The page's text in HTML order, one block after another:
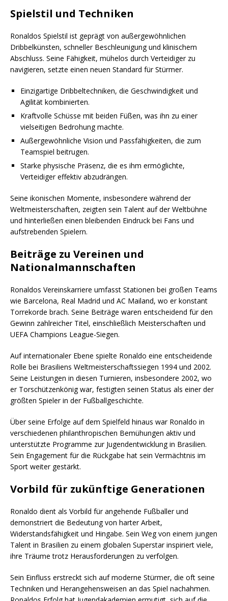
Spielstil und Techniken
Ronaldos Spielstil ist geprägt von außergewöhnlichen
Dribbelkünsten, schneller Beschleunigung und klinischem
Abschluss. Seine Fähigkeit, mühelos durch Verteidiger zu
navigieren, setzte einen neuen Standard für Stürmer.
Einzigartige Dribbeltechniken, die Geschwindigkeit und
Agilität kombinierten.
Kraftvolle Schüsse mit beiden Füßen, was ihn zu einer
vielseitigen Bedrohung machte.
Außergewöhnliche Vision und Passfähigkeiten, die zum
Teamspiel beitrugen.
Starke physische Präsenz, die es ihm ermöglichte,
Verteidiger effektiv abzudrängen.
Seine ikonischen Momente, insbesondere während der
Weltmeisterschaften, zeigten sein Talent auf der Weltbühne
und hinterließen einen bleibenden Eindruck bei Fans und
aufstrebenden Spielern.
Beiträge zu Vereinen und
Nationalmannschaften
Ronaldos Vereinskarriere umfasst Stationen bei großen Teams
wie Barcelona, Real Madrid und AC Mailand, wo er konstant
Torrekorde brach. Seine Beiträge waren entscheidend für den
Gewinn zahlreicher Titel, einschließlich Meisterschaften und
UEFA Champions League-Siegen.
Auf internationaler Ebene spielte Ronaldo eine entscheidende
Rolle bei Brasiliens Weltmeisterschaftssiegen 1994 und 2002.
Seine Leistungen in diesen Turnieren, insbesondere 2002, wo
er Torschützenkönig war, festigten seinen Status als einer der
größten Spieler in der Fußballgeschichte.
Über seine Erfolge auf dem Spielfeld hinaus war Ronaldo in
verschiedenen philanthropischen Bemühungen aktiv und
unterstützte Programme zur Jugendentwicklung in Brasilien.
Sein Engagement für die Rückgabe hat sein Vermächtnis im
Sport weiter gestärkt.
Vorbild für zukünftige Generationen
Ronaldo dient als Vorbild für angehende Fußballer und
demonstriert die Bedeutung von harter Arbeit,
Widerstandsfähigkeit und Hingabe. Sein Weg von einem jungen
Talent in Brasilien zu einem globalen Superstar inspiriert viele,
ihre Träume trotz Herausforderungen zu verfolgen.
Sein Einfluss erstreckt sich auf moderne Stürmer, die oft seine
Techniken und Herangehensweisen an das Spiel nachahmen.